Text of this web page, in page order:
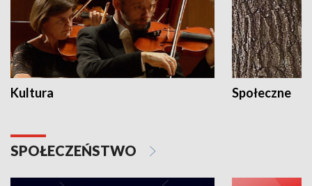
Kultura Społeczne
SPOŁECZEŃSTWO